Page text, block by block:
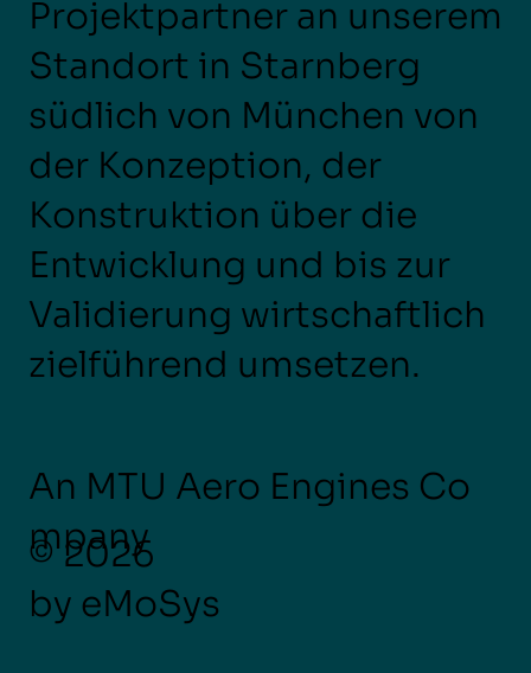
Projektpartner an unserem
Standort in Starnberg
südlich von München von
der Konzeption, der
Konstruktion über die
Entwicklung und bis zur
Validierung wirtschaftlich
zielführend umsetzen.
© 2026
by eMoSys
An MTU Aero Engines Co
mpany